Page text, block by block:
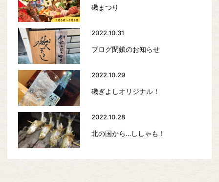
磯まつり
2022.10.31
ブログ閉鎖のお知らせ
2022.10.29
磯ぎよしオリジナル！
2022.10.28
北の国から…ししゃも！